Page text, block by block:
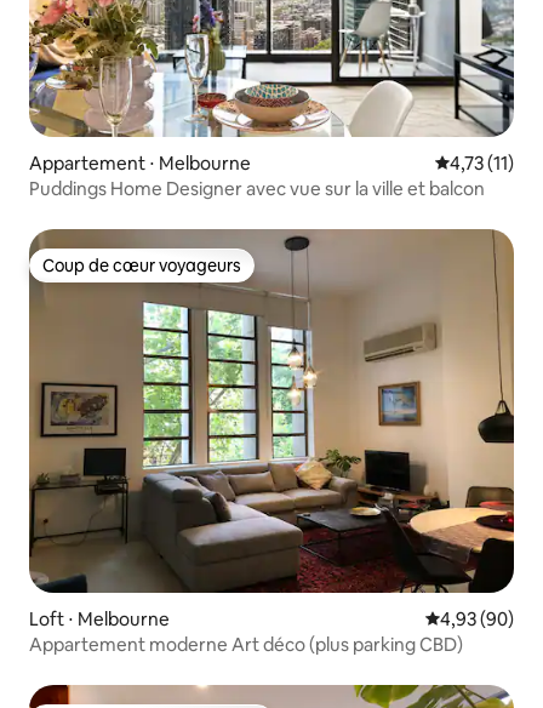
Appartement ⋅ Melbourne Évaluation
4,73 (11)
Puddings Home Designer avec vue sur la ville et balcon
Coup de cœur voyageurs
Coup de cœur voyageurs
Loft ⋅ Melbourne Évaluation
4,93 (90)
Appartement moderne Art déco (plus parking CBD)